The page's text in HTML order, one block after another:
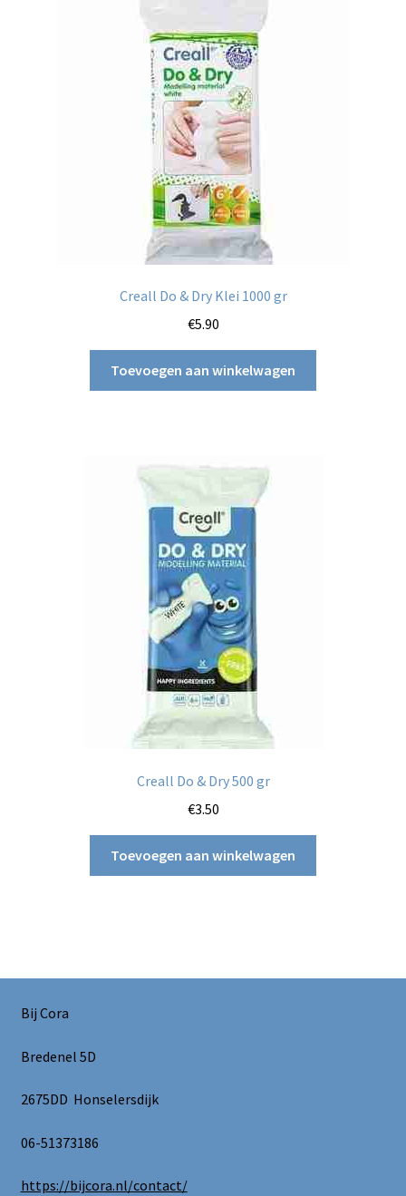
Creall Do & Dry Klei 1000 gr
€5.90
Toevoegen aan winkelwagen
Creall Do & Dry 500 gr
€3.50
Toevoegen aan winkelwagen
Bij Cora
Bredenel 5D
2675DD Honselersdijk
06-51373186
https://bijcora.nl/contact/